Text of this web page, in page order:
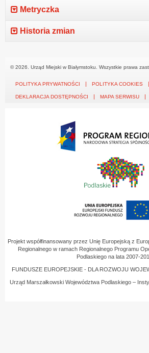
Metryczka
Historia zmian
© 2026. Urząd Miejski w Białymstoku. Wszystkie prawa
POLITYKA PRYWATNOŚCI POLITYKA COOKIES
DEKLARACJA DOSTĘPNOŚCI MAPA SERWISU
Projekt współfinansowany przez Unię Europejską z
Regionalnego w ramach Regionalnego Programu
Podlaskiego na lata 2007-
FUNDUSZE EUROPEJSKIE - DLA ROZWOJU
Urząd Marszałkowski Województwa Podlaskiego –